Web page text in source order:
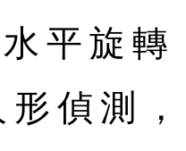
平旋
偵測